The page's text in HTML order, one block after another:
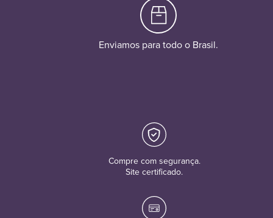
Enviamos para todo o Brasil.
Compre com segurança.
Site certificado.